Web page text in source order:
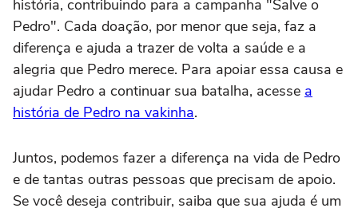
história, contribuindo para a campanha "Salve o
Pedro". Cada doação, por menor que seja, faz a
diferença e ajuda a trazer de volta a saúde e a
alegria que Pedro merece. Para apoiar essa causa e
ajudar Pedro a continuar sua batalha, acesse a
história de Pedro na vakinha.
Juntos, podemos fazer a diferença na vida de Pedro
e de tantas outras pessoas que precisam de apoio.
Se você deseja contribuir, saiba que sua ajuda é um